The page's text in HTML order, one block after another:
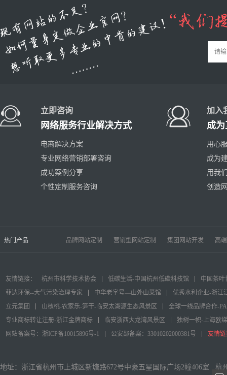
立即咨询
网络服务行业解决方式
电商解决方案
专业网络营销部署咨询
成功案例分享
个性定制服务咨询
加入
成
用心
成为
用我
创造
热门产品 品牌网站定制 营销型网站定制 集团网站开发 高
友情链接： 杭州市科学技术协会 低碳生活-中国杭州低碳科技馆
中国茶叶
菲达环保--大气污染治理专家
中华老字号—山外山菜馆
优秀水利企业-浙江
立元集团
山核桃-农家乐-笋干-临安太湖源生态风景区
全球一线品牌合作-
专业商标转让注册-浙江金牌商标
临安浙西大龙湾风景区
独树一帜-上海欧
网站备案号：浙ICP备10015896号-1
公安部备案：33010202000381号 友情
地址：浙江省杭州市上城区新塘路672号中豪五星国际广场2幢406室